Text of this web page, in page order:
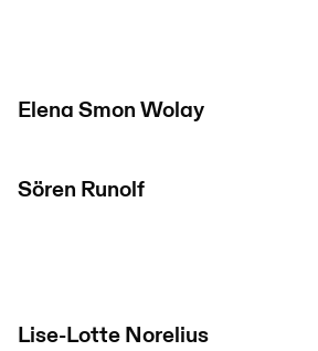
Elena Smon Wolay
Sören Runolf
Lise-Lotte Norelius